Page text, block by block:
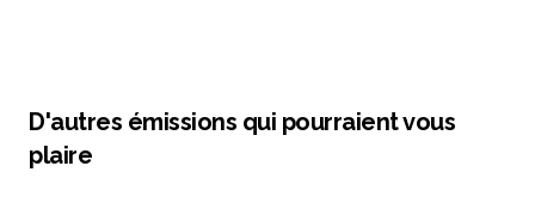
D'autres émissions qui pourraient vous
plaire